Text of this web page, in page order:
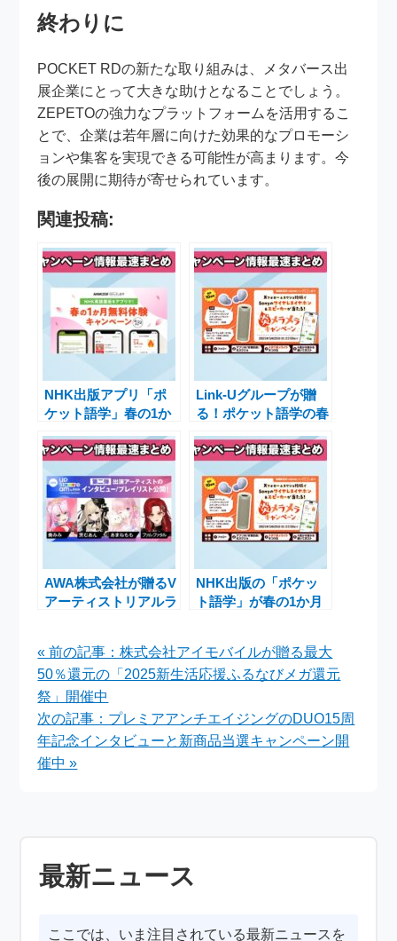
終わりに
POCKET RDの新たな取り組みは、メタバース出
展企業にとって大きな助けとなることでしょう。
ZEPETOの強力なプラットフォームを活用するこ
とで、企業は若年層に向けた効果的なプロモーシ
ョンや集客を実現できる可能性が高まります。今
後の展開に期待が寄せられています。
関連投稿:
NHK出版アプリ「ポ
ケット語学」春の1か
ンで英語学習を手軽に
Link-Uグループが贈
る！ポケット語学の春
ンペーンと豪華賞品が
当たるチャンス
AWA株式会社が贈るV
アーティストリアルラ
SPRING』の魅力と選
曲プレイリスト公開
NHK出版の「ポケッ
ト語学」が春の1か月
トするチャンス
« 前の記事：株式会社アイモバイルが贈る最大
50％還元の「2025新生活応援ふるなびメガ還元
祭」開催中
次の記事：プレミアアンチエイジングのDUO15周
年記念インタビューと新商品当選キャンペーン開
催中 »
最新ニュース
ここでは、いま注目されている最新ニュースを